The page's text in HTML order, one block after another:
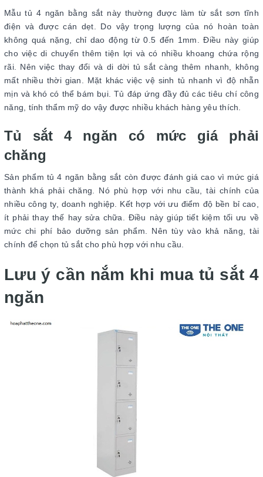
Mẫu tủ 4 ngăn bằng sắt này thường được làm từ sắt sơn tĩnh
điện và được cán dẹt. Do vậy trọng lượng của nó hoàn toàn
không quá nặng, chỉ dao động từ 0.5 đến 1mm. Điều này giúp
cho việc di chuyển thêm tiện lợi và có nhiều khoang chứa rộng
rãi. Nên việc thay đổi và di dời tủ sắt càng thêm nhanh, không
mất nhiều thời gian. Mặt khác việc vệ sinh tủ nhanh vì độ nhẵn
mịn và khó có thể bám bụi. Tủ đáp ứng đầy đủ các tiêu chí công
năng, tính thẩm mỹ do vậy được nhiều khách hàng yêu thích.
Tủ sắt 4 ngăn có mức giá phải
chăng
Sản phẩm tủ 4 ngăn bằng sắt còn được đánh giá cao vì mức giá
thành khá phải chăng. Nó phù hợp với nhu cầu, tài chính của
nhiều công ty, doanh nghiệp. Kết hợp với ưu điểm độ bền bỉ cao,
ít phải thay thế hay sửa chữa. Điều này giúp tiết kiệm tối ưu về
mức chi phí bảo dưỡng sản phẩm. Nên tùy vào khả năng, tài
chính để chọn tủ sắt cho phù hợp với nhu cầu.
Lưu ý cần nắm khi mua tủ sắt 4
ngăn